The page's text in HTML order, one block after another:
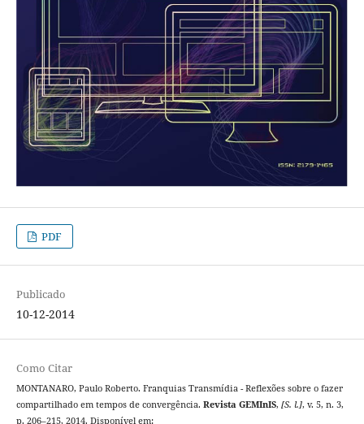
PDF
Publicado
10-12-2014
Como Citar
MONTANARO, Paulo Roberto. Franquias Transmídia - Reflexões sobre o fazer
compartilhado em tempos de convergência. Revista GEMInIS, [S. l.], v. 5, n. 3,
p. 206–215, 2014. Disponível em: